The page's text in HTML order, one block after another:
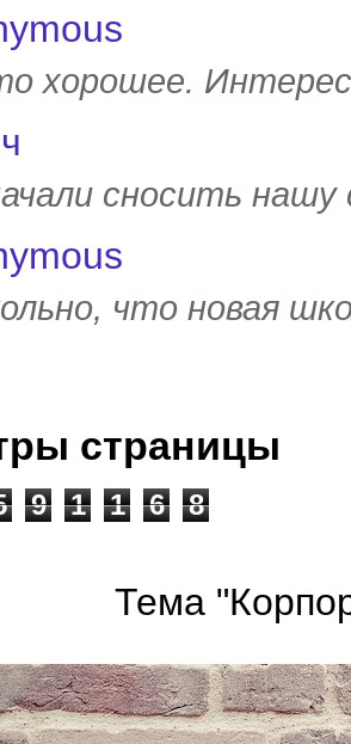
хорошее.
сносить
что новая
страницы
9 1 1 6 8
Тема